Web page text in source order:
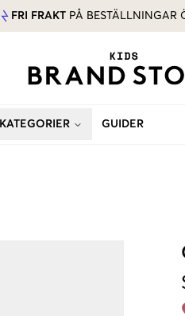
FRI FRAKT PÅ BESTÄLLNINGAR
KATEGORIER GUIDER